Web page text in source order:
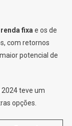
renda fixa e os de
com retornos
potencial de
2024 teve um
opções.